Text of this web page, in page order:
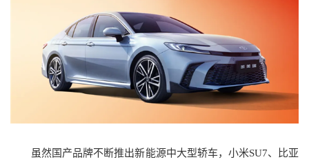
虽然国产品牌不断推出新能源中大型轿车，小米SU7、比亚